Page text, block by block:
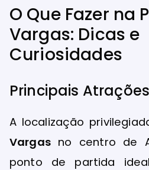
O Que Fazer na
Vargas: Dicas e
Curiosidades
Principais
A localização
Vargasno centro de
ponto de partida